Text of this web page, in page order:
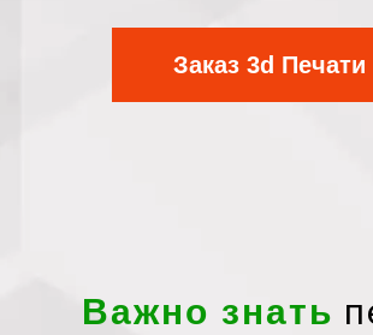
Заказ 3d Печати
Важно знать